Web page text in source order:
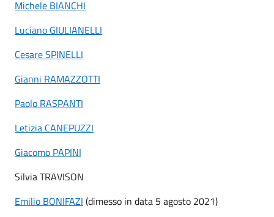
Michele BIANCHI
Luciano GIULIANELLI
Cesare SPINELLI
Gianni RAMAZZOTTI
Paolo RASPANTI
Letizia CANEPUZZI
Giacomo PAPINI
Silvia TRAVISON
Emilio BONIFAZI (dimesso in data 5 agosto 2021)